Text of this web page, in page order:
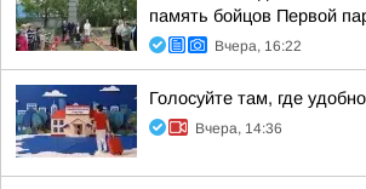
память бойцов Первой
Вчера, 16:22
Голосуйте там, где
Вчера, 14:36